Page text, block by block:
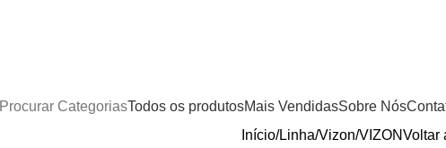
Procurar CategoriasTodos os produtosMais VendidasSobre Nós
Início Linha Vizon VIZONVoltar